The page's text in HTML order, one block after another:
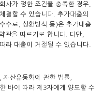
사가 정한 조건을 충족한 경우,
결할 수 있습니다. 추가대출의
수료, 상환방식 등)은 추가대출
관을 따르기로 합니다. 다만,
라 대출이 거절될 수 있습니다.
산유동화에 관한 법률,
바에 따라 제3자에게 양도할 수